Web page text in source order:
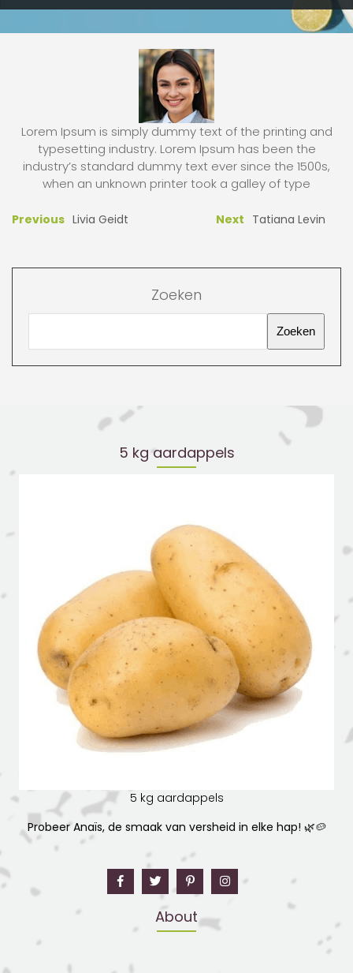
Lorem Ipsum is simply dummy text of the printing and
typesetting industry. Lorem Ipsum has been the
industry’s standard dummy text ever since the 1500s,
when an unknown printer took a galley of type
Previous Livia Geidt Next Tatiana Levin
Zoeken
Zoeken
5 kg aardappels
5 kg aardappels
Probeer Anaïs, de smaak van versheid in elke hap! 🌿🥔
About